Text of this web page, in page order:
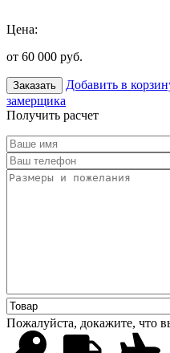
Цена:
от 60 000 руб.
Заказать Добавить в
замерщика
Получить расчет
Пожалуйста, докажите, что